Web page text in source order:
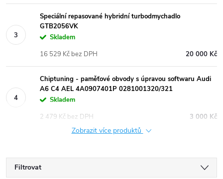
Speciální repasované hybridní turbodmychadlo
GTB2056VK
Skladem
20 000 Kč
16 529 Kč bez DPH
Chiptuning - paměťové obvody s úpravou softwaru Audi
A6 C4 AEL 4A0907401P 0281001320/321
Skladem
3 000 Kč
2 479 Kč bez DPH
Zobrazit více produktů
Filtrovat